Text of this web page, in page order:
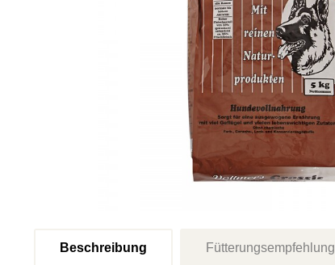
Beschreibung Fütterungsempfehlung